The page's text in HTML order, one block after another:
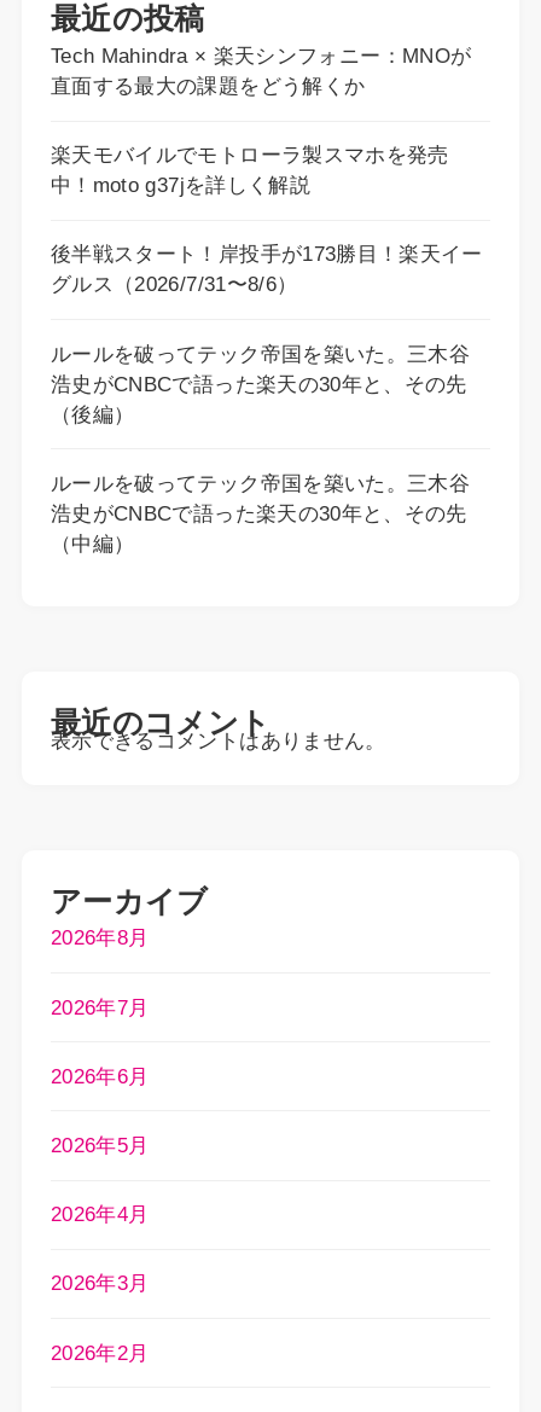
最近の投稿
Tech Mahindra × 楽天シンフォニー：MNOが
直面する最大の課題をどう解くか
楽天モバイルでモトローラ製スマホを発売
中！moto g37jを詳しく解説
後半戦スタート！岸投手が173勝目！楽天イー
グルス（2026/7/31〜8/6）
ルールを破ってテック帝国を築いた。三木谷
浩史がCNBCで語った楽天の30年と、その先
（後編）
ルールを破ってテック帝国を築いた。三木谷
浩史がCNBCで語った楽天の30年と、その先
（中編）
最近のコメント
表示できるコメントはありません。
アーカイブ
2026年8月
2026年7月
2026年6月
2026年5月
2026年4月
2026年3月
2026年2月